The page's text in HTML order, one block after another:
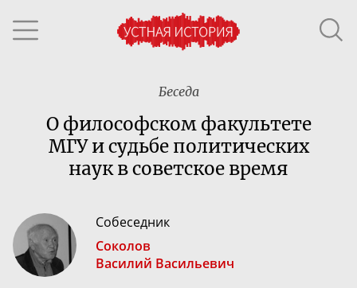
Беседа
О философском факультете
МГУ и судьбе политических
наук в советское время
Собеседник
Соколов
Василий Васильевич